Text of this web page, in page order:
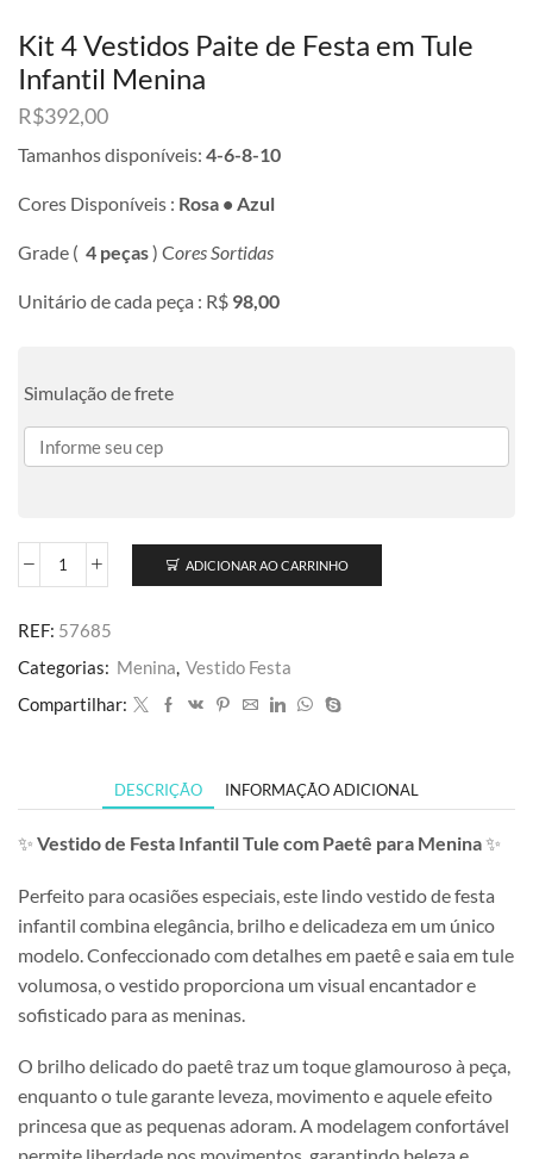
Kit 4 Vestidos Paite de Festa em Tule
Infantil Menina
R$392,00
Tamanhos disponíveis: 4-6-8-10
Cores Disponíveis : Rosa • Azul
Grade ( 4 peças) Cores Sortidas
Unitário de cada peça : R$ 98,00
Simulação de frete
ADICIONAR AO CARRINHO
REF: 57685
Categorias: Menina, Vestido Festa
Compartilhar:
DESCRIÇÃO INFORMAÇÃO ADICIONAL
✨ Vestido de Festa Infantil Tule com Paetê para Menina✨
Perfeito para ocasiões especiais, este lindo vestido de festa
infantil combina elegância, brilho e delicadeza em um único
modelo. Confeccionado com detalhes em paetê e saia em tule
volumosa, o vestido proporciona um visual encantador e
sofisticado para as meninas.
O brilho delicado do paetê traz um toque glamouroso à peça,
enquanto o tule garante leveza, movimento e aquele efeito
princesa que as pequenas adoram. A modelagem confortável